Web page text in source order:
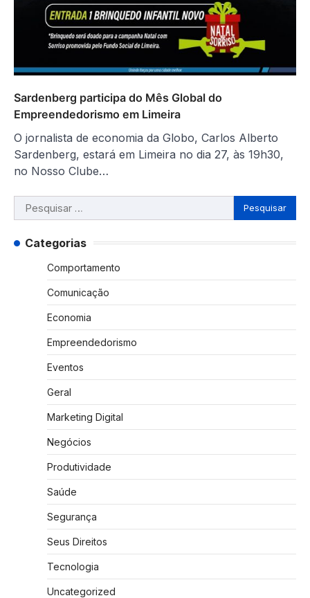
Sardenberg participa do Mês Global do
Empreendedorismo em Limeira
O jornalista de economia da Globo, Carlos Alberto
Sardenberg, estará em Limeira no dia 27, às 19h30,
no Nosso Clube…
Pesquisar
por:
Categorias
Comportamento
Comunicação
Economia
Empreendedorismo
Eventos
Geral
Marketing Digital
Negócios
Produtividade
Saúde
Segurança
Seus Direitos
Tecnologia
Uncategorized